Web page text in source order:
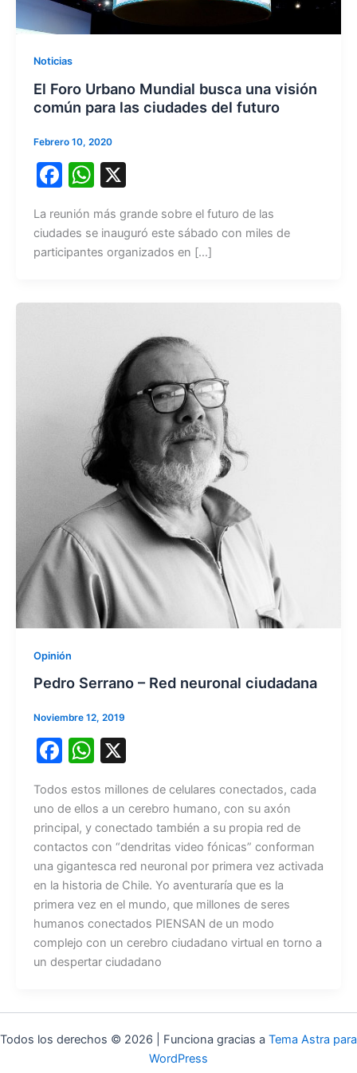
Noticias
El Foro Urbano Mundial busca una visión
común para las ciudades del futuro
Febrero 10, 2020
F
c
e
o
W
h
at
s
p
X
La reunión más grande sobre el futuro de las
ciudades se inauguró este sábado con miles de
participantes organizados en […]
Opinión
Pedro Serrano – Red neuronal ciudadana
Noviembre 12, 2019
F
c
e
b
o
o
k
W
at
s
A
p
p
X
Todos estos millones de celulares conectados, cada
uno de ellos a un cerebro humano, con su axón
principal, y conectado también a su propia red de
contactos con “dendritas video fónicas” conforman
una gigantesca red neuronal por primera vez activada
en la historia de Chile. Yo aventuraría que es la
primera vez en el mundo, que millones de seres
humanos conectados PIENSAN de un modo
complejo con un cerebro ciudadano virtual en torno a
un despertar ciudadano
Todos los derechos © 2026 | Funciona gracias a Tema Astra para
WordPress